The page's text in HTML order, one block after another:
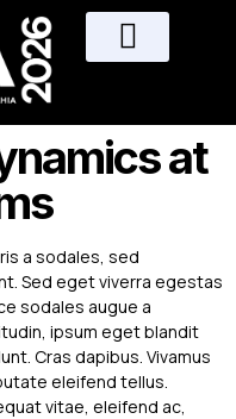
at
a sodales, sed
Sed eget viverra egestas
sodales augue a
ipsum eget blandit
Cras dapibus. Vivamus
eleifend tellus.
vitae, eleifend ac,